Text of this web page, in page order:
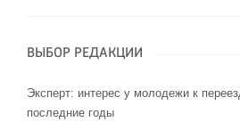
ВЫБОР РЕДАКЦИИ
Эксперт: интерес у молодежи к
последние годы